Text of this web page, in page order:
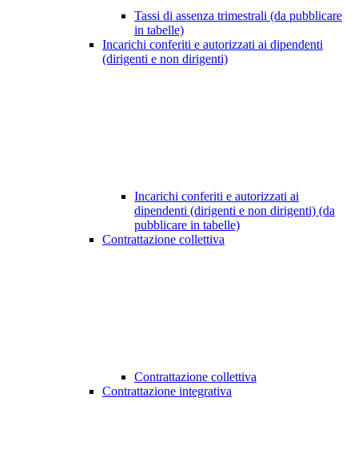
Tassi di assenza trimestrali (da pubblicare
in tabelle)
Incarichi conferiti e autorizzati ai dipendenti
(dirigenti e non dirigenti)
Incarichi conferiti e autorizzati ai
dipendenti (dirigenti e non dirigenti) (da
pubblicare in tabelle)
Contrattazione collettiva
Contrattazione collettiva
Contrattazione integrativa